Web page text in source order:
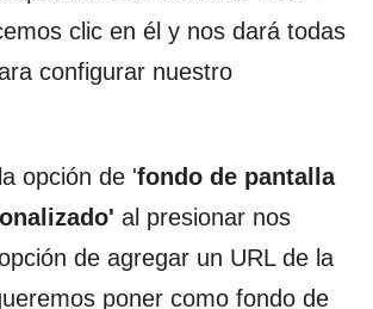
clic en él y nos dará todas
configurar nuestro
opción de 'fondo de pantalla
al presionar nos
de agregar un URL de la
poner como fondo de